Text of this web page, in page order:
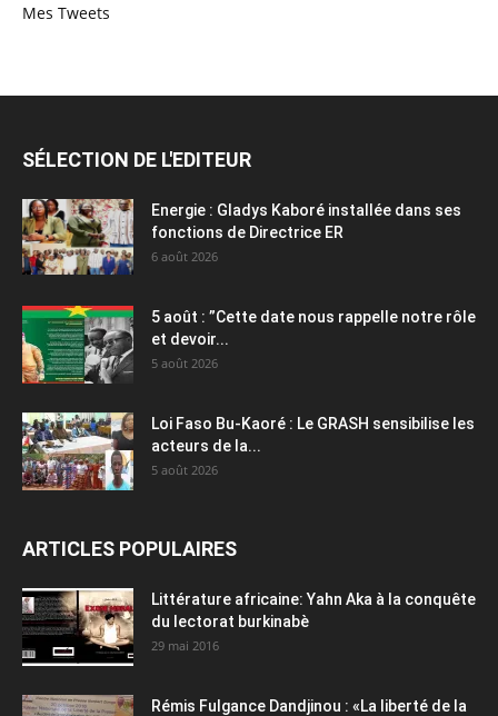
Mes Tweets
SÉLECTION DE L'EDITEUR
Energie : Gladys Kaboré installée dans ses
fonctions de Directrice ER
6 août 2026
5 août : ”Cette date nous rappelle notre rôle
et devoir...
5 août 2026
Loi Faso Bu-Kaoré : Le GRASH sensibilise les
acteurs de la...
5 août 2026
ARTICLES POPULAIRES
Littérature africaine: Yahn Aka à la conquête
du lectorat burkinabè
29 mai 2016
Rémis Fulgance Dandjinou : «La liberté de la